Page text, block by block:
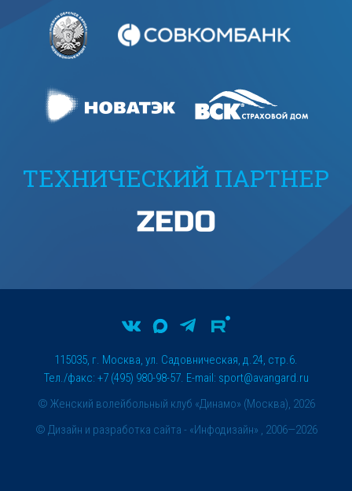
ТЕХНИЧЕСКИЙ ПАРТНЕР
© Женский волейбольный клуб «Динамо» (Москва), 2026
115035, г. Москва, ул. Садовническая, д.24, стр.6.
Тел./факс: +7 (495) 980-98-57. E-mail: sport@avangard.ru
© Дизайн и разработка сайта - «Инфодизайн» , 2006—2026